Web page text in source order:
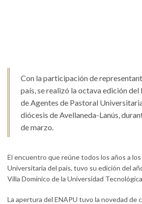
Con la participación de
país, se realizó la octava edición
de Agentes de Pastoral
diócesis de Avellaneda-Lanús,
de marzo.
El encuentro que reúne todos los años a
Universitaria del país, tuvo su edición del
Villa Domínico de la Universidad
La apertura del ENAPU tuvo la novedad de